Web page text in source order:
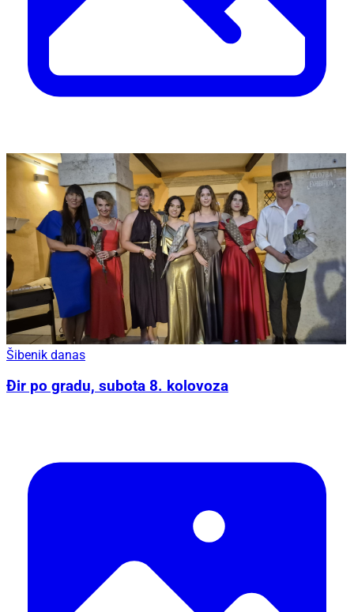
Šibenik danas
Đir po gradu, subota 8. kolovoza